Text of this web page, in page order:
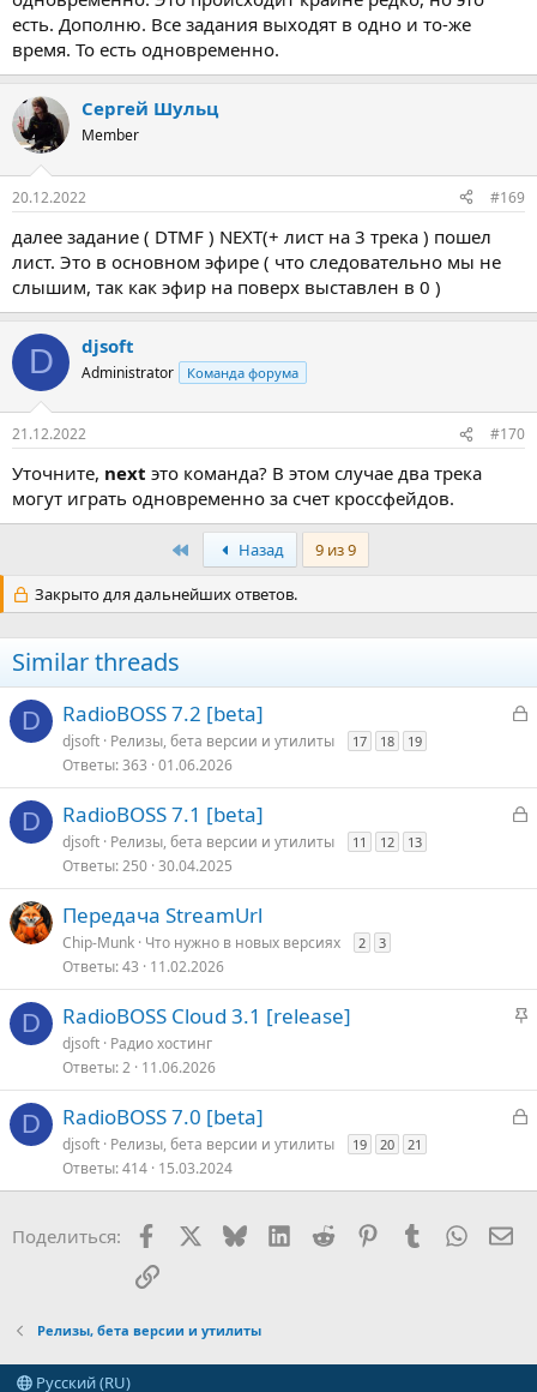
есть. Дополню. Все задания выходят в одно и то-же
время. То есть одновременно.
Сергей Шульц
Member
20.12.2022 #169
далее задание ( DTMF ) NEXT(+ лист на 3 трека ) пошел
лист. Это в основном эфире ( что следовательно мы не
слышим, так как эфир на поверх выставлен в 0 )
D djsoft
Administrator Команда форума
21.12.2022 #170
Уточните, next это команда? В этом случае два трека
могут играть одновременно за счет кроссфейдов.
ПервыйНазад 9 из 9
Закрыто для дальнейших ответов.
Similar threads
D
З
р
RadioBOSS 7.2 [beta]
djsoft Релизы, бета версии и утилиты 17 18 19
Ответы 363 01.06.2026
D
З
р
RadioBOSS 7.1 [beta]
djsoft Релизы, бета версии и утилиты 11 12 13
Ответы 250 30.04.2025
Передача StreamUrl
Chip-Munk Что нужно в новых версияx 2 3
Ответы 43 11.02.2026
D
З
р
е
е
RadioBOSS Cloud 3.1 [release]
djsoft Радио хостинг
Ответы 2 11.06.2026
D
З
р
RadioBOSS 7.0 [beta]
djsoft Релизы, бета версии и утилиты 19 20 21
Ответы 414 15.03.2024
Поделиться: Facebook BlueskyLinkedIn
Reddit PinterestTumblr
Ссылка
Релизы, бета версии и утилиты
Русский (RU)